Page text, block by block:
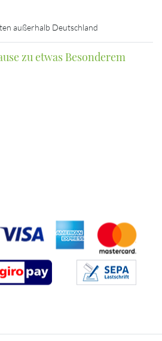
außerhalb Deutschland
zu etwas Besonderem